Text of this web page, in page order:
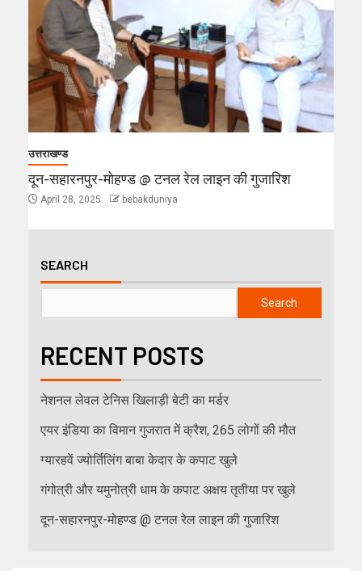
उत्तराखण्ड
दून-सहारनपुर-मोहण्ड @ टनल रेल लाइन की गुजारिश
April 28, 2025 bebakduniya
SEARCH
Search
RECENT POSTS
नेशनल लेवल टेनिस खिलाड़ी बेटी का मर्डर
एयर इंडिया का विमान गुजरात में क्रैश, 265 लोगों की मौत
ग्यारहवें ज्योर्तिलिंग बाबा केदार के कपाट खुले
गंगोत्री और यमुनोत्री धाम के कपाट अक्षय तृतीया पर खुले
दून-सहारनपुर-मोहण्ड @ टनल रेल लाइन की गुजारिश